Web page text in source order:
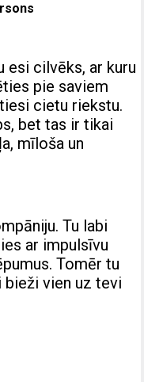
esi cilvēks, ar kuru
pie saviem
cietu riekstu.
bet tas ir tikai
mīloša un
Tu labi
ar impulsīvu
Tomēr tu
vien uz tevi